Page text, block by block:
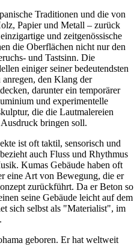
Traditionen und die von
Papier und Metall – zurück
und zeitgenössische
die Oberflächen nicht nur den
und Tastsinn. Die
einiger seiner bedeutendsten
anregen, den Klang der
darunter ein temporärer
und experimentelle
die die Lautmalereien
Ausdruck bringen soll.
ist oft taktil, sensorisch und
auch Fluss und Rhythmus
Kumas Gebäude haben oft
eine Art von Bewegung, die er
zurückführt. Da er Beton so
seine Gebäude leicht auf dem
sich selbst als "Materialist", im
geboren. Er hat weltweit